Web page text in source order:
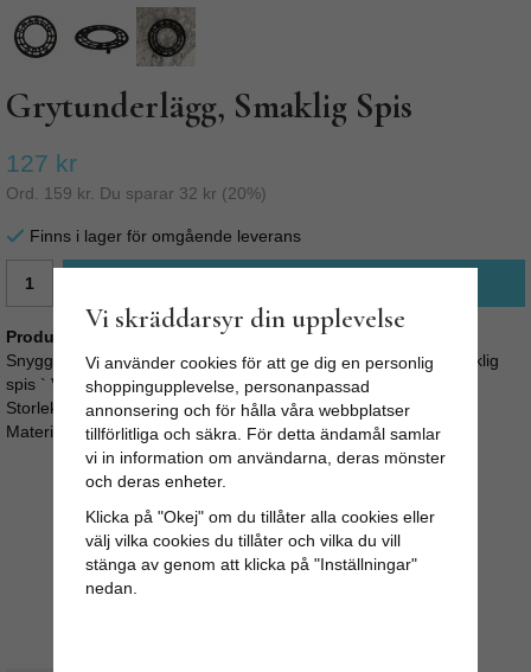
Grytunderlägg, Smaklig Spis
127 kr
Ord. 159 kr . Du sparar 32 kr (20%)
Finns i lager för omgående leverans
Produktbeskrivning:
Snyggt grytunderlägg i gjutjärn. Runt och fint med texten `Smaklig
spis ` Vackert att ha framme på bordet samt väldigt tåligt.
Storlek: Ø 17 cm
Material: Gjutjärn
Vi skräddarsyr din upplevelse
Vi använder cookies för att ge dig en personlig
shoppingupplevelse, personanpassad
annonsering och för hålla våra webbplatser
tillförlitliga och säkra. För detta ändamål samlar
vi in information om användarna, deras mönster
och deras enheter.
Klicka på "Okej" om du tillåter alla cookies eller
välj vilka cookies du tillåter och vilka du vill
stänga av genom att klicka på "Inställningar"
nedan.